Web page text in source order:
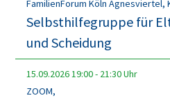
FamilienForum Köln Agnesviertel,
Selbsthilfegruppe für
und Scheidung
15.09.202619:00- 21:30Uhr
ZOOM,